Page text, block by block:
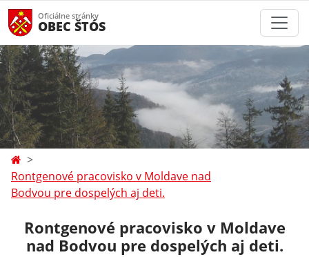
Oficiálne stránky
OBEC ŠTÓS
Rontgenové pracovisko v Moldave nad
Bodvou pre dospelých aj deti.
Rontgenové pracovisko v Moldave
nad Bodvou pre dospelých aj deti.